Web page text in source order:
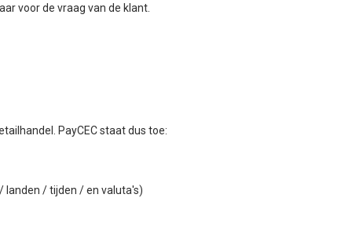
voor de vraag van de klant.
PayCEC staat dus toe:
landen / tijden / en valuta's)